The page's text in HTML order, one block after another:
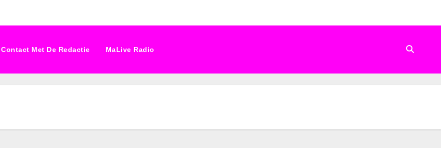
Contact Met De Redactie MaLive Radio